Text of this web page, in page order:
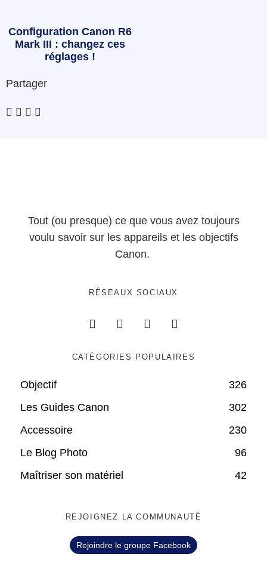
Configuration Canon R6
Mark III : changez ces
réglages !
Partager
Tout (ou presque) ce que vous avez toujours
voulu savoir sur les appareils et les objectifs
Canon.
RÉSEAUX SOCIAUX
CATÉGORIES POPULAIRES
Objectif
326
Les Guides Canon
302
Accessoire
230
Le Blog Photo
96
Maîtriser son matériel
42
REJOIGNEZ LA COMMUNAUTÉ
Rejoindre le groupe Facebook